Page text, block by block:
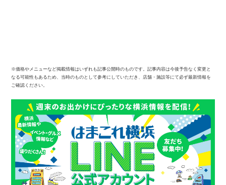
※価格やメニューなど掲載情報はいずれも記事公開時のものです。記事内容は今後予告なく変更と
なる可能性もあるため、当時のものとして参考にしていただき、店舗・施設等にて必ず最新情報を
ご確認ください。